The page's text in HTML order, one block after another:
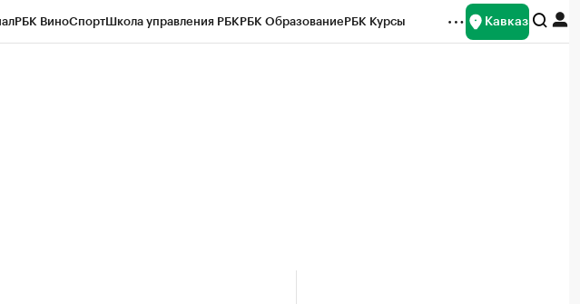
РБК ВиноСпортШкола управления РБКРБК ОбразованиеРБК Курсы Кавказ